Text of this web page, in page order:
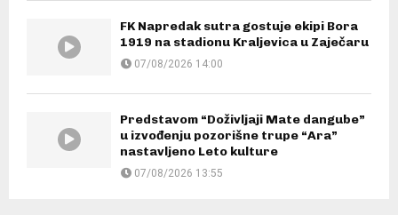
FK Napredak sutra gostuje ekipi Bora
1919 na stadionu Kraljevica u Zaječaru
07/08/2026 14:00
Predstavom “Doživljaji Mate dangube”
u izvođenju pozorišne trupe “Ara”
nastavljeno Leto kulture
07/08/2026 13:55